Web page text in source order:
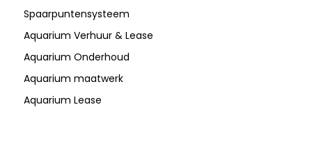
Spaarpuntensysteem
Aquarium Verhuur & Lease
Aquarium Onderhoud
Aquarium maatwerk
Aquarium Lease